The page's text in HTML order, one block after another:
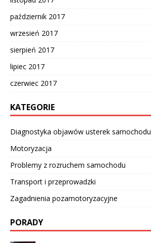
październik 2017
wrzesień 2017
sierpień 2017
lipiec 2017
czerwiec 2017
KATEGORIE
Diagnostyka objawów usterek samochodu
Motoryzacja
Problemy z rozruchem samochodu
Transport i przeprowadzki
Zagadnienia pozamotoryzacyjne
PORADY